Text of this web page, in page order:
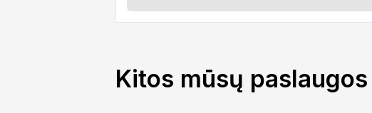
Kitos mūsų paslaugos